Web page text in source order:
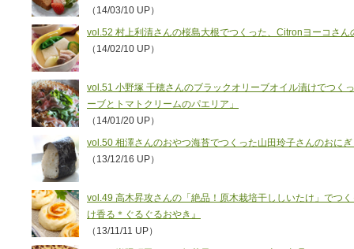
（14/03/10 UP）
vol.52 村上利清さんの桜島大根でつくった、Citronヨーコさん
（14/02/10 UP）
vol.51 小野塚 千穂さんのブラックオリーブオイル漬けでつく
ーブとトマトクリームのパエリア」
（14/01/20 UP）
vol.50 相澤さんのおやつ海苔でつくった山田玲子さんのおに
（13/12/16 UP）
vol.49 高木昇攻さんの「絶品！原木栽培干ししいたけ」でつ
け香る＊ぐるぐるおやき』
（13/11/11 UP）